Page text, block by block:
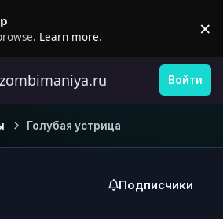
Learn more. ×
Войти
Голубая устрица
Подписчики